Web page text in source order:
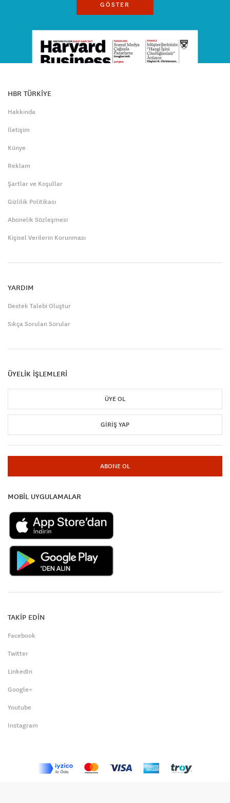
GÖSTER
HBR TÜRKİYE
Hakkında
İletişim
Künye
Reklam
Şartlar ve Koşullar
Gizlilik Politikası
Abonelik Sözleşmesi
Kişisel Verilerin Korunması
YARDIM
Destek Talebi Oluştur
Sıkça Sorulan Sorular
ÜYELİK İŞLEMLERİ
ÜYE OL
GIRIŞ YAP
ABONE OL
MOBİL UYGULAMALAR
TAKİP EDİN
Facebook
Twitter
LinkedIn
Google+
Youtube
Instagram